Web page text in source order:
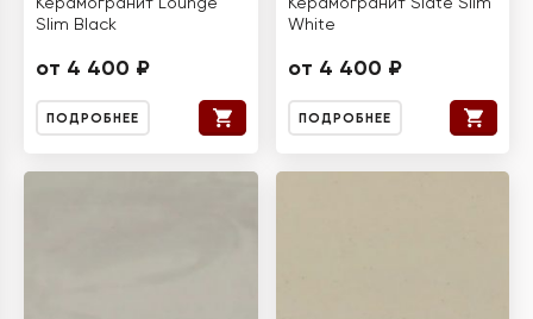
Slim Black
от 4 400 ₽
ПОДРОБНЕЕ
White
от 4 400 ₽
ПОДРОБНЕЕ